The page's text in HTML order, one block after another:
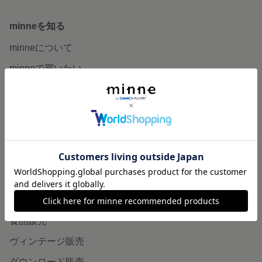
minneを知る
minneについて
minneで買いたい
作品販売について
minneで売りたい
食品販売
ヴィンテージ販売